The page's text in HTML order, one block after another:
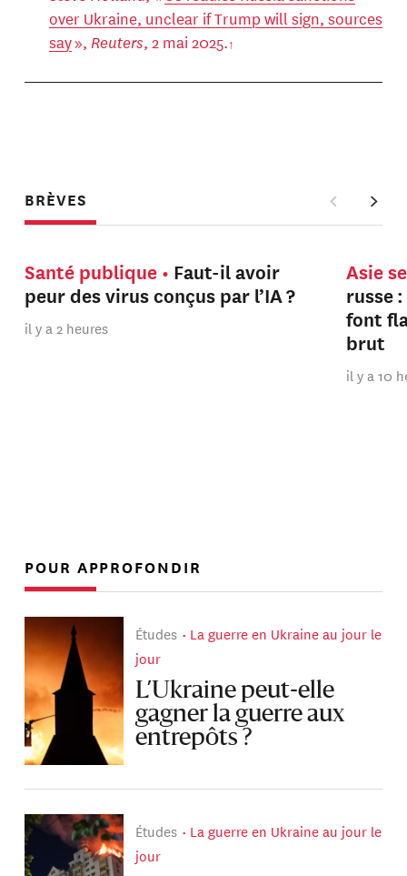
over Ukraine, unclear if Trump will sign, sources
say», Reuters, 2 mai 2025.
BRÈVES
Santé publique
Faut-il avoir
peur des virus conçus par l’IA ?
il y a 2 heures
Asie
russe
font
brut
il y a 10
POUR APPROFONDIR
Études
La guerre en Ukraine au jour le
jour
L’Ukraine peut-elle
gagner la guerre aux
entrepôts ?
Études
La guerre en Ukraine au jour le
jour